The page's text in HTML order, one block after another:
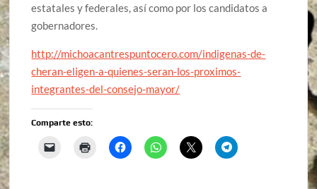
estatales y federales, así como por los candidatos a
gobernadores.
http://michoacantrespuntocero.com/indigenas-de-
cheran-eligen-a-quienes-seran-los-proximos-
integrantes-del-consejo-mayor/
Comparte esto: